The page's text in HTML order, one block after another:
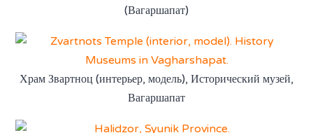
(Вагаршапат)
Храм Звартноц (интерьер, модель), Исторический музей,
Вагаршапат